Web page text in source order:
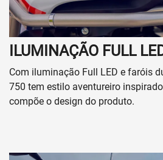
ILUMINAÇÃO FULL
Com iluminação Full LED e faróis
750 tem estilo aventureiro
compõe o design do produto.